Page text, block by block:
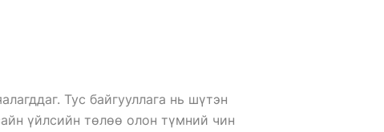
Тус байгууллага нь шүтэн
үйлсийн төлөө олон түмний чин